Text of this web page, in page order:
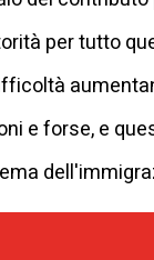
per tutto
e forse, e